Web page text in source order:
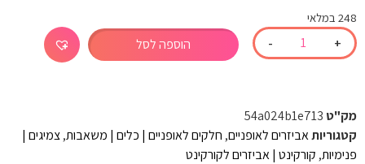
248 במלאי
+
- הוספה לסל
מק"ט 54a024b1e713
קטגוריותאביזרים לאופניים, חלקים לאופניים | כלים | משאבות,צמיגים |
פנימיות, קורקינט | אביזרים לקורקינט